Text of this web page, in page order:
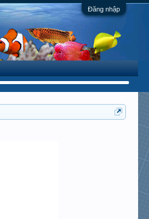
Đăng nhập